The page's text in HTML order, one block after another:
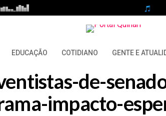
EDUCAÇÃO COTIDIANO GENTE E
de-
impacto-